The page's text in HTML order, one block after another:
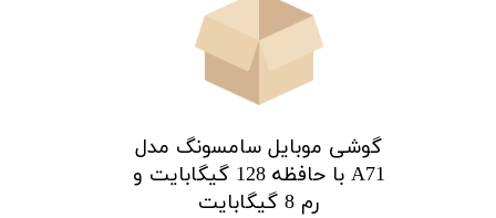
گوشی موبایل سامسونگ مدل
A71 با حافظه 128 گیگابایت و
رم 8 گیگابایت